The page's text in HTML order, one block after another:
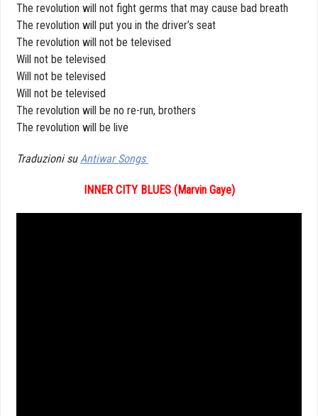
The revolution will not fight germs that may cause bad breath
The revolution will put you in the driver’s seat
The revolution will not be televised
Will not be televised
Will not be televised
Will not be televised
The revolution will be no re-run, brothers
The revolution will be live
Traduzioni suAntiwar Songs
INNER CITY BLUES (Marvin Gaye)